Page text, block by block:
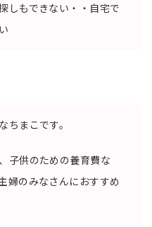
しもできない・・自宅で
ちまこです。
子供のための養育費な
婦のみなさんにおすすめ